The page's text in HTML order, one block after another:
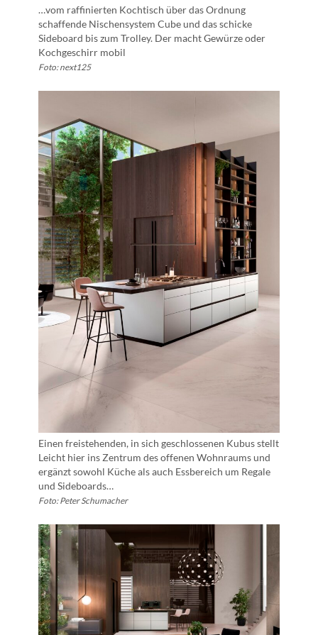
…vom raffinierten Kochtisch über das Ordnung
schaffende Nischensystem Cube und das schicke
Sideboard bis zum Trolley. Der macht Gewürze oder
Kochgeschirr mobil
Foto: next125
Einen freistehenden, in sich geschlossenen Kubus stellt
Leicht hier ins Zentrum des offenen Wohnraums und
ergänzt sowohl Küche als auch Essbereich um Regale
und Sideboards…
Foto: Peter Schumacher